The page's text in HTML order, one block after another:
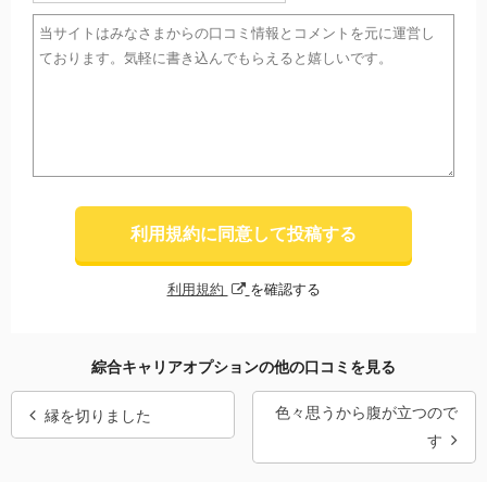
利用規約に同意して投稿する
利用規約 を確認する
綜合キャリアオプションの他の口コミを見る
縁を切りました
色々思うから腹が立つので
す